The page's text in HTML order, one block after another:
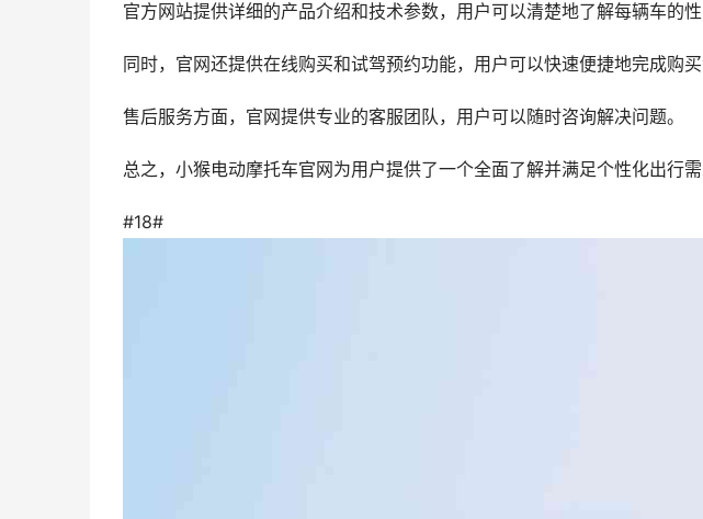
官方网站提供详细的产品介绍和技术参数，用户可以清楚地了解每辆车的性
同时，官网还提供在线购买和试驾预约功能，用户可以快速便捷地完成购买
售后服务方面，官网提供专业的客服团队，用户可以随时咨询解决问题。
总之，小猴电动摩托车官网为用户提供了一个全面了解并满足个性化出行需
#18#